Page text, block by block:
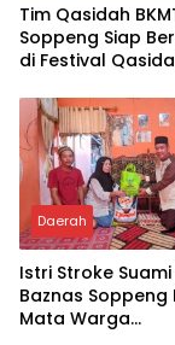
Tim Qasidah
Soppeng Siap
di Festival
Daerah
Istri Stroke
Baznas Soppeng
Mata Warga